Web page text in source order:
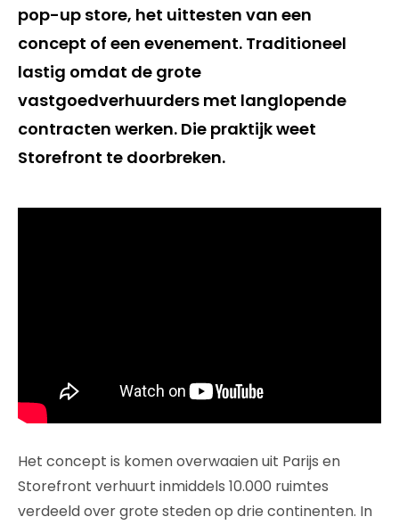
pop-up store, het uittesten van een
concept of een evenement. Traditioneel
lastig omdat de grote
vastgoedverhuurders met langlopende
contracten werken. Die praktijk weet
Storefront te doorbreken. ​
Het concept is komen overwaaien uit Parijs en
Storefront verhuurt inmiddels 10.000 ruimtes
verdeeld over grote steden op drie continenten. In